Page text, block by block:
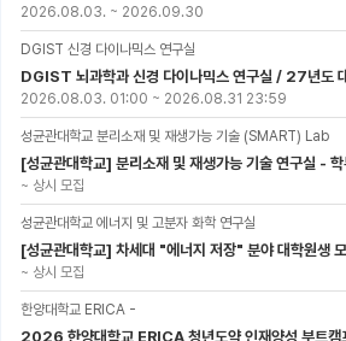
2026.08.03. ~ 2026.09.30
DGIST 신경 다이나믹스 연구실
DGIST 뇌과학과 신경 다이나믹스 연구실 / 27년도
2026.08.03. 01:00 ~ 2026.08.31 23:59
성균관대학교 분리소재 및 재생가능 기술 (SMART) Lab
~ 상시 모집
성균관대학교 에너지 및 고분자 화학 연구실
[성균관대학교] 차세대 "에너지 저장" 분야 대학원
~ 상시 모집
한양대학교 ERICA -